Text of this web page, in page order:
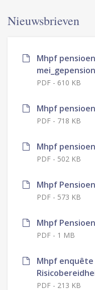
Nieuwsbrieven
Mhpf
PDF - 610 KB
Mhpf
PDF - 718 KB
Mhpf
PDF - 502 KB
Mhpf
PDF - 573 KB
Mhpf
PDF - 1 MB
Mhpf enquête
PDF - 213 KB